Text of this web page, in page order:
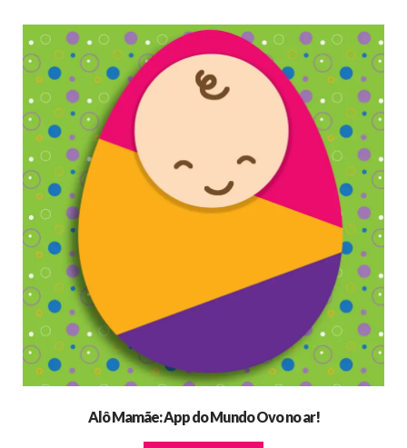
Alô Mamãe: App do Mundo Ovo no ar!